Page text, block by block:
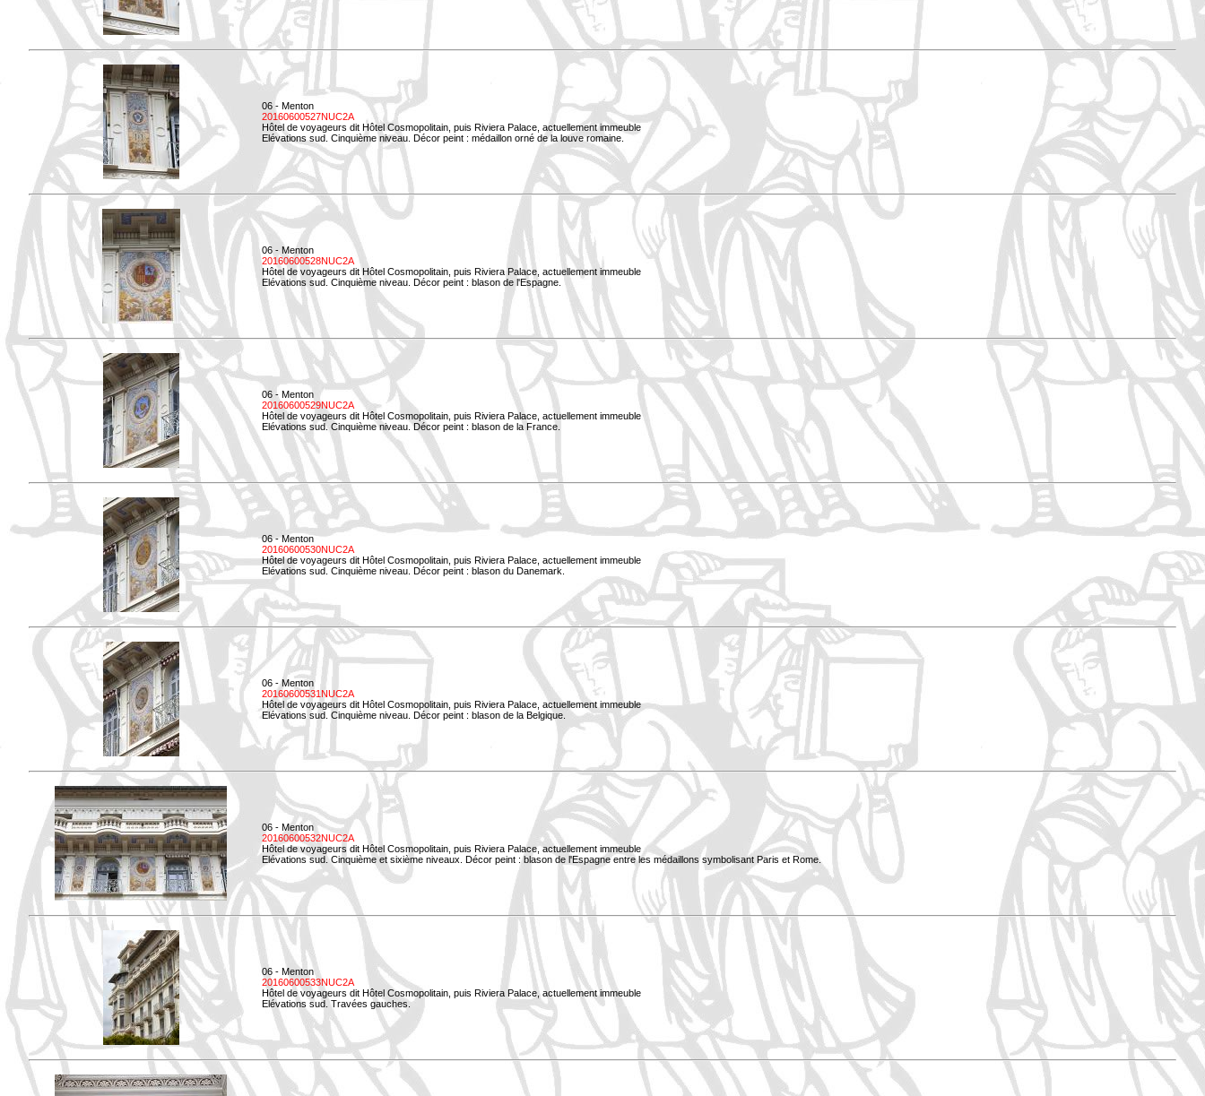
06 - Menton
20160600527NUC2A
Hôtel de voyageurs dit Hôtel Cosmopolitain, puis Riviera Palace, actuellement immeuble
Elévations sud. Cinquième niveau. Décor peint : médaillon orné de la louve romaine.
06 - Menton
20160600528NUC2A
Hôtel de voyageurs dit Hôtel Cosmopolitain, puis Riviera Palace, actuellement immeuble
Elévations sud. Cinquième niveau. Décor peint : blason de l'Espagne.
06 - Menton
20160600529NUC2A
Hôtel de voyageurs dit Hôtel Cosmopolitain, puis Riviera Palace, actuellement immeuble
Elévations sud. Cinquième niveau. Décor peint : blason de la France.
06 - Menton
20160600530NUC2A
Hôtel de voyageurs dit Hôtel Cosmopolitain, puis Riviera Palace, actuellement immeuble
Elévations sud. Cinquième niveau. Décor peint : blason du Danemark.
06 - Menton
20160600531NUC2A
Hôtel de voyageurs dit Hôtel Cosmopolitain, puis Riviera Palace, actuellement immeuble
Elévations sud. Cinquième niveau. Décor peint : blason de la Belgique.
06 - Menton
20160600532NUC2A
Hôtel de voyageurs dit Hôtel Cosmopolitain, puis Riviera Palace, actuellement immeuble
Elévations sud. Cinquième et sixième niveaux. Décor peint : blason de l'Espagne entre les médaillons symbolisant Paris et Rome.
06 - Menton
20160600533NUC2A
Hôtel de voyageurs dit Hôtel Cosmopolitain, puis Riviera Palace, actuellement immeuble
Elévations sud. Travées gauches.